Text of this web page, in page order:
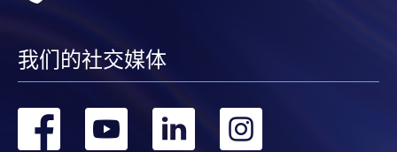
我们的社交媒体
转 转 转 转